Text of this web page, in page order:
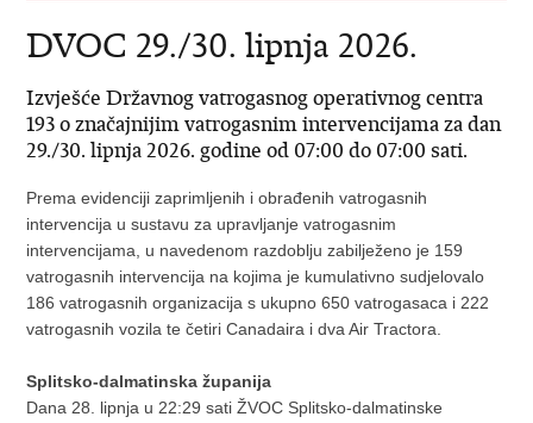
DVOC 29./30. lipnja 2026.
Izvješće Državnog vatrogasnog operativnog centra
193 o značajnijim vatrogasnim intervencijama za dan
29./30. lipnja 2026. godine od 07:00 do 07:00 sati.
Prema evidenciji zaprimljenih i obrađenih vatrogasnih
intervencija u sustavu za upravljanje vatrogasnim
intervencijama, u navedenom razdoblju zabilježeno je 159
vatrogasnih intervencija na kojima je kumulativno sudjelovalo
186 vatrogasnih organizacija s ukupno 650 vatrogasaca i 222
vatrogasnih vozila te četiri Canadaira i dva Air Tractora.
Splitsko-dalmatinska županija
Dana 28. lipnja u 22:29 sati ŽVOC Splitsko-dalmatinske